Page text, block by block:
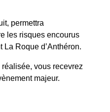
permettra
les risques encourus
Roque d’Anthéron.
vous recevrez
majeur.